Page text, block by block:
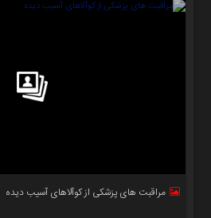
مراقبت های پزشکی از کوآلاهای آسیب دیده